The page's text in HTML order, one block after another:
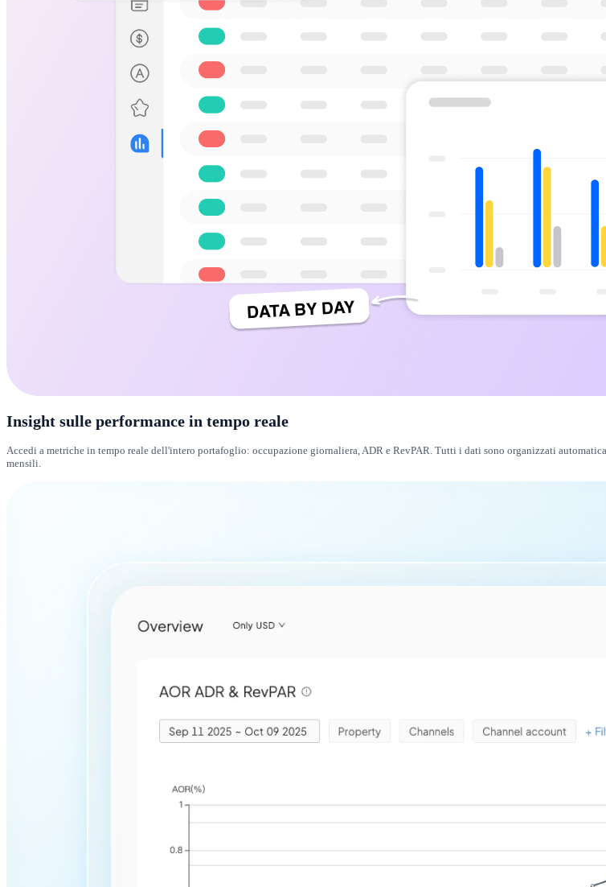
Insight sulle performance in tempo reale
Accedi a metriche in tempo reale dell'intero portafoglio: occupazione giornaliera, ADR e RevPAR. Tutti i dati sono organizzati
mensili.